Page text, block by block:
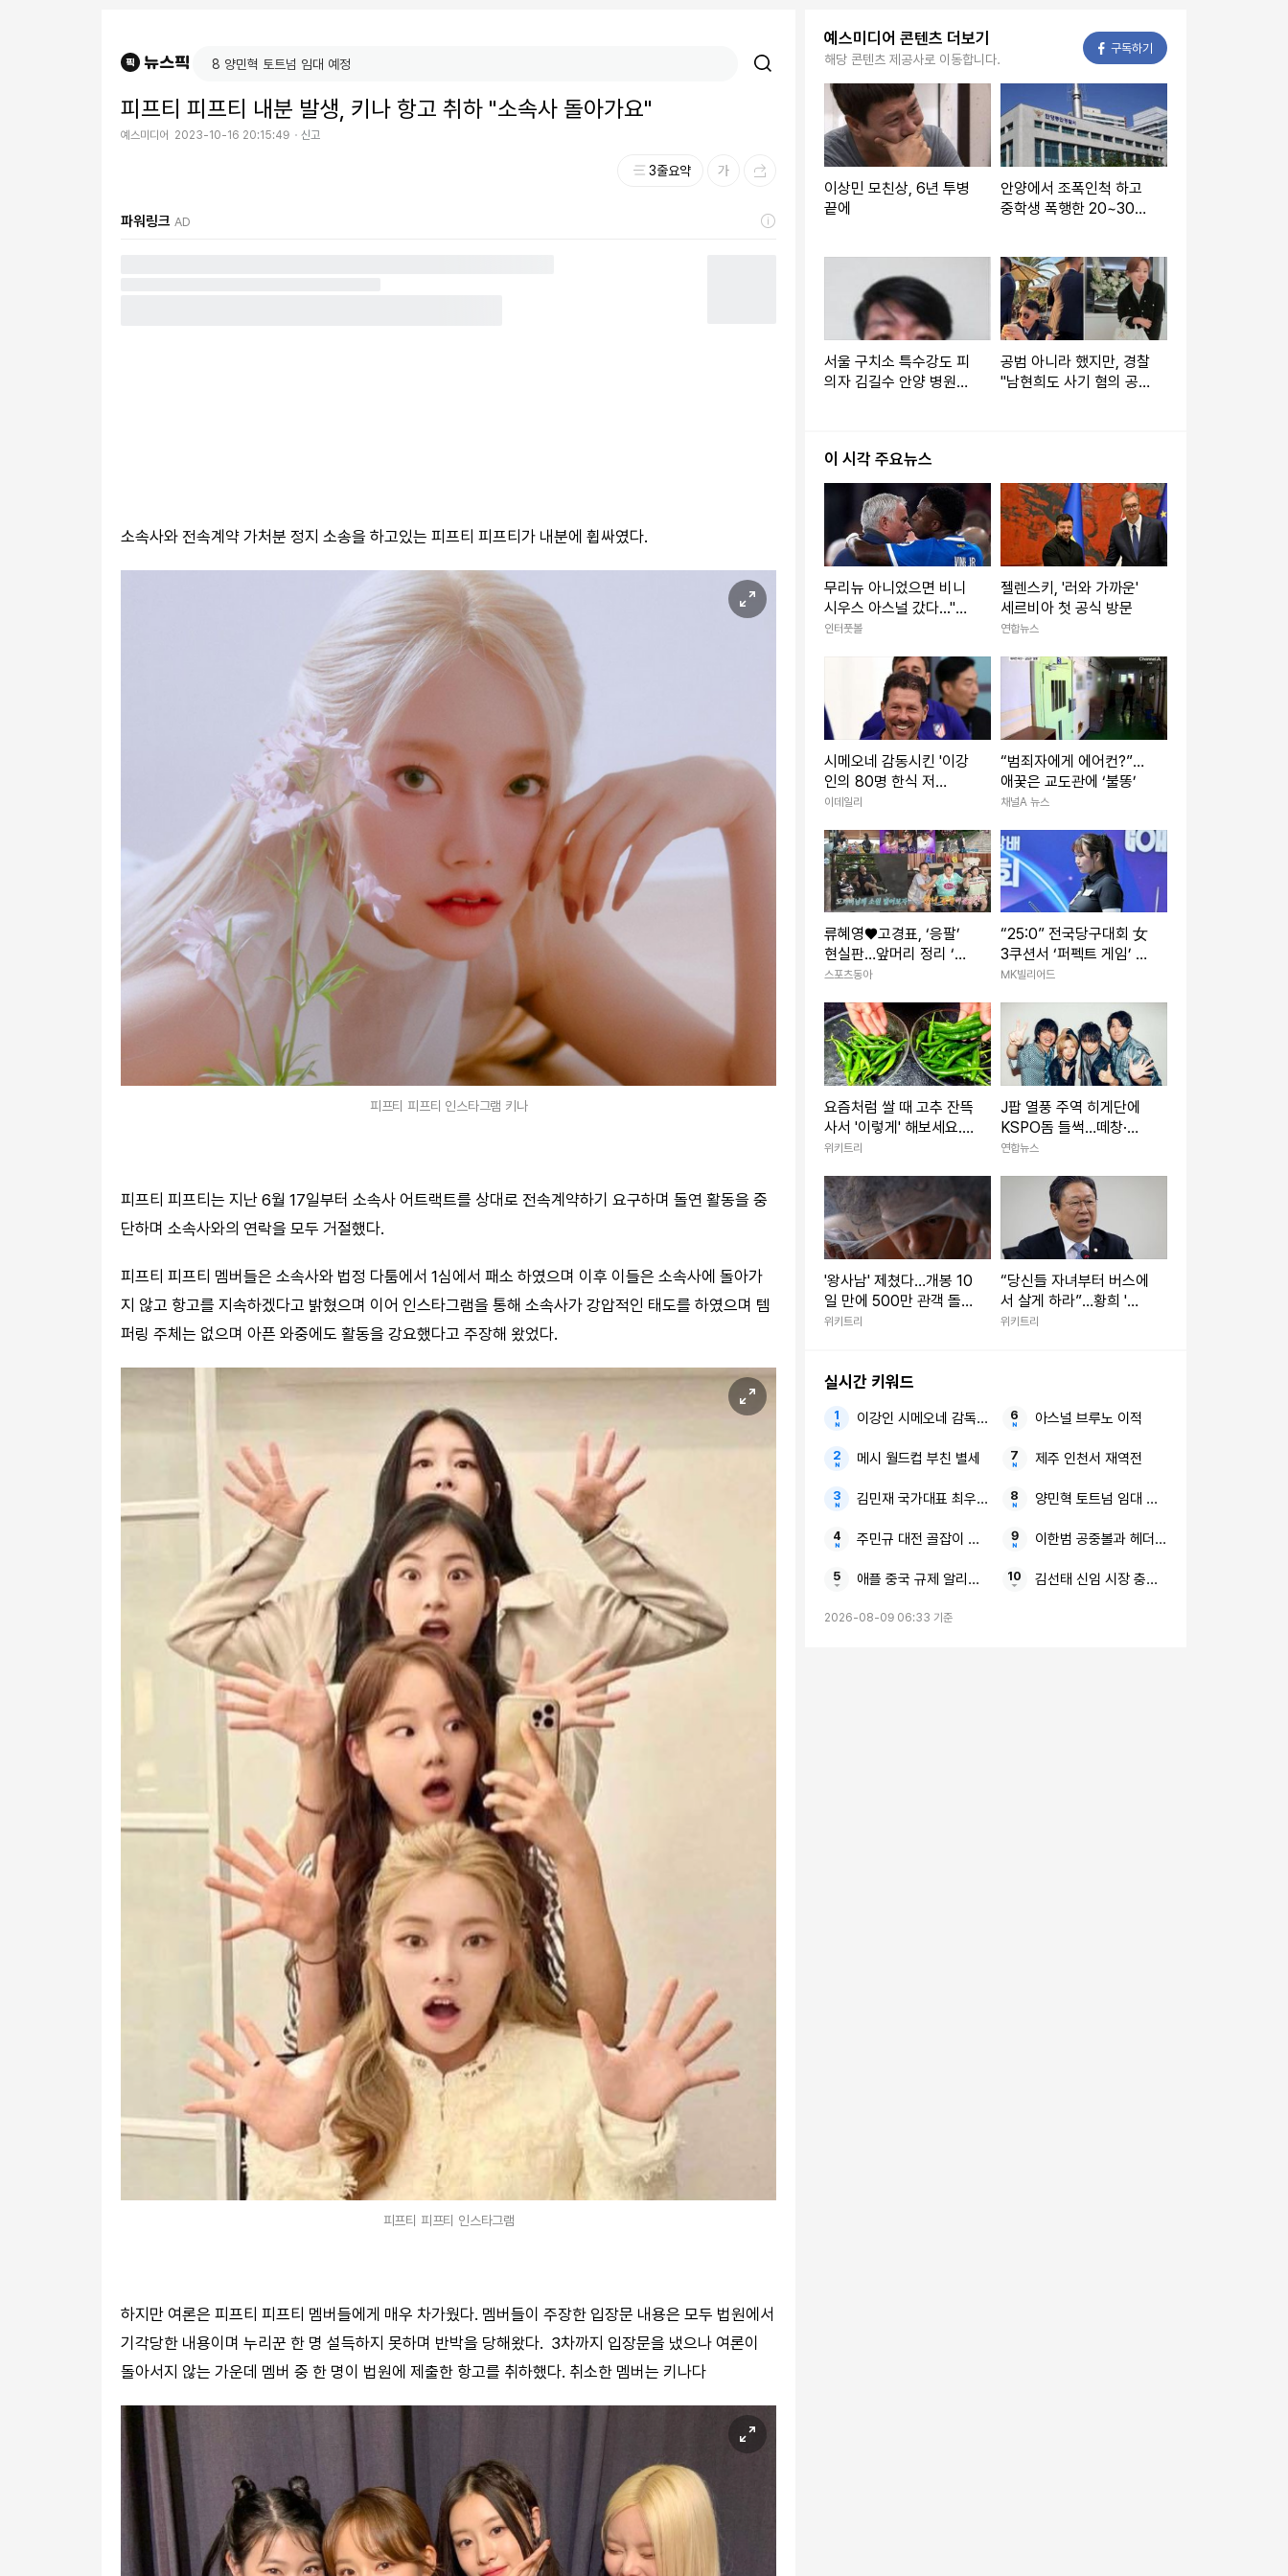
피프티 피프티 내분 발생, 키나 항고 취하 "소속사 돌아가요"
예스미디어 2023-10-16 20:15:49 신고
3줄요약
파워링크 AD
소속사와 전속계약 가처분 정지 소송을 하고있는 피프티 피프티가 내분에 휩싸였다.
피프티 피프티 인스타그램 키나
피프티 피프티는 지난 6월 17일부터 소속사 어트랙트를 상대로 전속계약하기 요구하며 돌연 활동을 중
단하며 소속사와의 연락을 모두 거절했다.
피프티 피프티 멤버들은 소속사와 법정 다툼에서 1심에서 패소 하였으며 이후 이들은 소속사에 돌아가
지 않고 항고를 지속하겠다고 밝혔으며 이어 인스타그램을 통해 소속사가 강압적인 태도를 하였으며 템
퍼링 주체는 없으며 아픈 와중에도 활동을 강요했다고 주장해 왔었다.
피프티 피프티 인스타그램
하지만 여론은 피프티 피프티 멤버들에게 매우 차가웠다. 멤버들이 주장한 입장문 내용은 모두 법원에서
기각당한 내용이며 누리꾼 한 명 설득하지 못하며 반박을 당해왔다. 3차까지 입장문을 냈으나 여론이
돌아서지 않는 가운데 멤버 중 한 명이 법원에 제출한 항고를 취하했다. 취소한 멤버는 키나다
예스미디어 콘텐츠 더보기
해당 콘텐츠 제공사로 이동합니다.
구독하기
이상민 모친상, 6년 투병
끝에
안양에서 조폭인척 하고
중학생 폭행한 20~30대
서울 구치소 특수강도 피
의자 김길수 안양 병원에
공범 아니라 했지만, 경찰
"남현희도 사기 혐의 공
이 시각 주요뉴스
무리뉴 아니었으면 비니
시우스 아스널 갔다..."북
중미 월드컵 기간 중에 걸
인터풋볼
젤렌스키, '러와 가까운'
세르비아 첫 공식 방문
연합뉴스
시메오네 감동시킨 '이강
인의 80명 한식 저
녁'..."이런 선수 필요했
이데일리
“범죄자에게 에어컨?”…
애꿎은 교도관에 ‘불똥’
채널A 뉴스
류혜영♥고경표, ‘응팔’
현실판…앞머리 정리 ‘심
쿵’→최고 7.8% (나혼
스포츠동아
“25:0” 전국당구대회 女
3쿠션서 ‘퍼펙트 게임’ 나
왔다…국내1위 박세정, 황
MK빌리어드
요즘처럼 쌀 때 고추 잔뜩
사서 '이렇게' 해보세요...
진짜 '밥도둑'이라 인정합
위키트리
J팝 열풍 주역 히게단에
KSPO돔 들썩…떼창·환
호에 "히게 야호"
연합뉴스
'왕사남' 제쳤다…개봉 10
일 만에 500만 관객 돌파
한 '대작 영화'
위키트리
“당신들 자녀부터 버스에
서 살게 하라”…황희 '버
스 하우스'에 직격탄
위키트리
실시간 키워드
이강인 시메오네 감독 첫 인상
메시 월드컵 부친 별세
김민재 국가대표 최우수 선수
주민규 대전 골잡이 단단한 팀
애플 중국 규제 알리바바 큐원
아스널 브루노 이적
제주 인천서 재역전
양민혁 토트넘 임대 예정
이한범 공중볼과 헤더 브뤼헤
김선태 신임 시장 충주시청
2026-08-09 06:33 기준